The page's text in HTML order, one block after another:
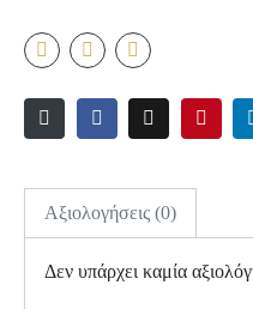
Αξιολογήσεις (0)
Δεν υπάρχει καμία